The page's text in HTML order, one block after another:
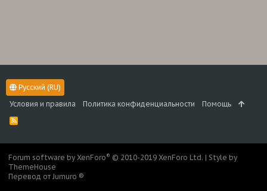
Русский (RU)
Условия и правила
Политика конфиденциальности Помощь
R
S
Forum software by XenForo® © 2010-2019 XenForo Ltd. | Style by
ThemeHouse
Перевод от Jumuro ®